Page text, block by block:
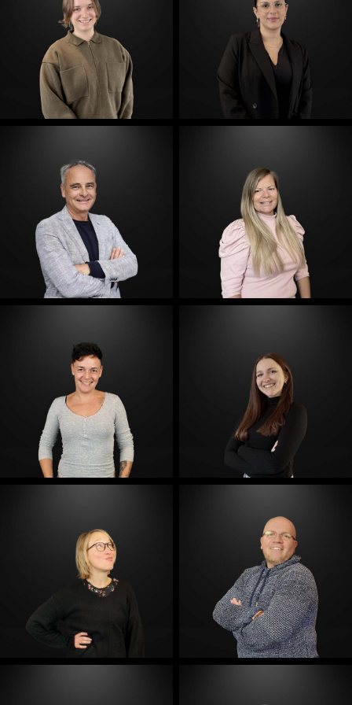
E-Mail E-Mail
E-Mail E-Mail
E-Mail E-Mail
E-Mail E-Mail